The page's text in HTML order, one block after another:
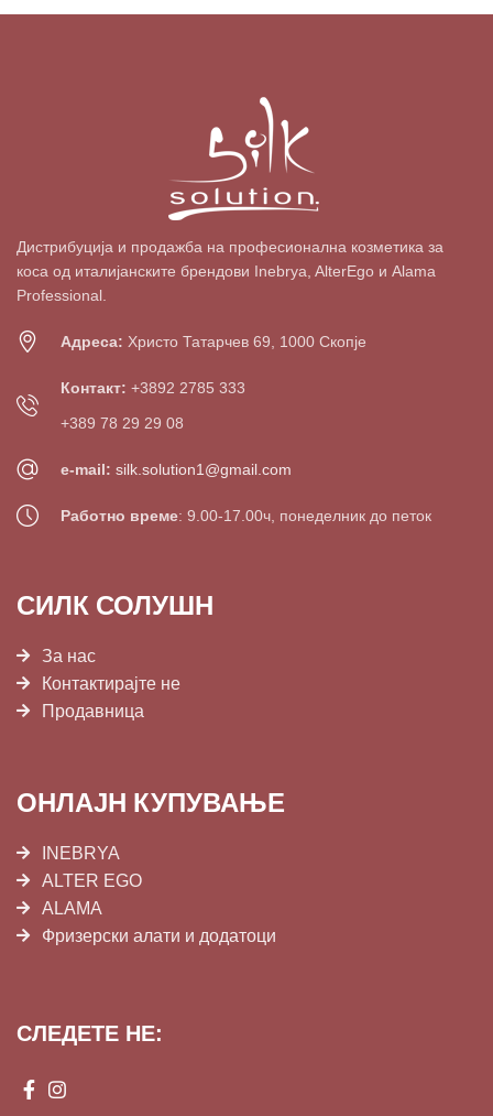
Дистрибуција и продажба на професионална козметика за
коса од италијанските брендови Inebrya, AlterEgo и Alama
Professional.
Адреса: Христо Татарчев 69, 1000 Скопје
Контакт: +3892 2785 333
+389 78 29 29 08
e-mail: silk.solution1@gmail.com
Работно време: 9.00-17.00ч, понеделник до петок
СИЛК СОЛУШН
За нас
Контактирајте не
Продавница
ОНЛАЈН КУПУВАЊЕ
INEBRYA
ALTER EGO
ALAMA
Фризерски алати и додатоци
СЛЕДЕТЕ НЕ: